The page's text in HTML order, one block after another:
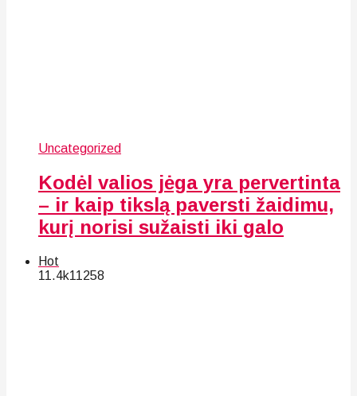
Uncategorized
Kodėl valios jėga yra pervertinta
– ir kaip tikslą paversti žaidimu,
kurį norisi sužaisti iki galo
Hot
11.4k11258